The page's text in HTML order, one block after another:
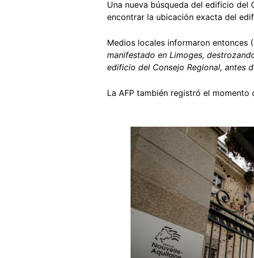
Una nueva búsqueda del edificio del
encontrar la ubicación exacta del
Medios locales informaron entonces (
manifestado en Limoges,
edificio del Consejo Regional, antes
La AFP también registró el momento